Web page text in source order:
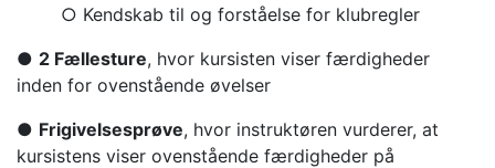
○ Kendskab til og forståelse for klubregler
● 2 Fællesture, hvor kursisten viser færdigheder
inden for ovenstående øvelser
● Frigivelsesprøve, hvor instruktøren vurderer, at
kursistens viser ovenstående færdigheder på